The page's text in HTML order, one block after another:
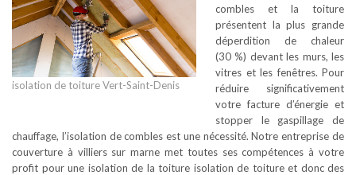
isolation de toiture Vert-Saint-Denis
combles et la toiture
présentent la plus grande
déperdition de chaleur
(30 %) devant les murs, les
vitres et les fenêtres. Pour
réduire significativement
votre facture d’énergie et
stopper le gaspillage de
chauffage, l’isolation de combles est une nécessité. Notre entreprise de
couverture à villiers sur marne met toutes ses compétences à votre
profit pour une isolation de la toiture isolation de toiture et donc des